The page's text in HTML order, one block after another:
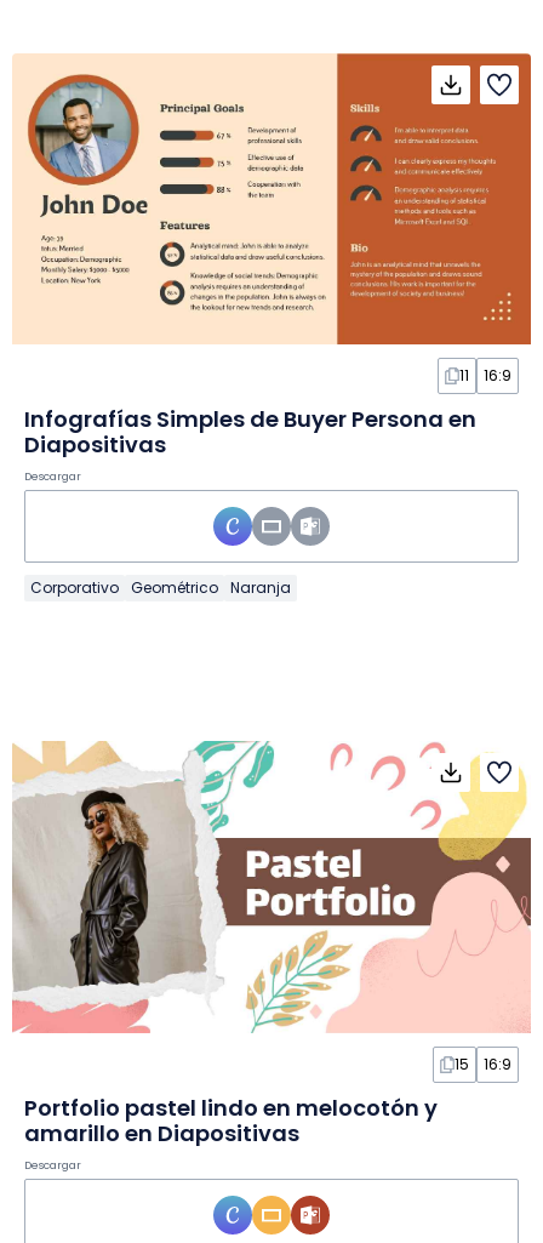
11 16:9
Infografías Simples de Buyer Persona en
Diapositivas
Descargar
Corporativo Geométrico Naranja
15 16:9
Portfolio pastel lindo en melocotón y
amarillo en Diapositivas
Descargar